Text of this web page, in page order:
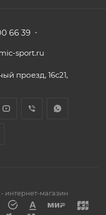
66 39
sport.ru
проезд, 16с21,
- интернет-магазин